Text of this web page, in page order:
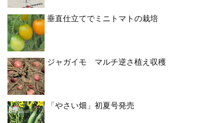
垂直仕立てでミニトマトの栽培
ジャガイモ マルチ逆さ植え収穫
「やさい畑」初夏号発売